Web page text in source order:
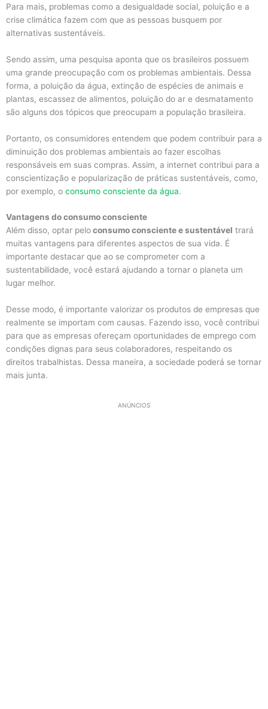
Para mais, problemas como a desigualdade social, poluição e a
crise climática fazem com que as pessoas busquem por
alternativas sustentáveis.
Sendo assim, uma pesquisa aponta que os brasileiros possuem
uma grande preocupação com os problemas ambientais. Dessa
forma, a poluição da água, extinção de espécies de animais e
plantas, escassez de alimentos, poluição do ar e desmatamento
são alguns dos tópicos que preocupam a população brasileira.
Portanto, os consumidores entendem que podem contribuir para a
diminuição dos problemas ambientais ao fazer escolhas
responsáveis em suas compras. Assim, a internet contribui para a
conscientização e popularização de práticas sustentáveis, como,
por exemplo, o consumo consciente da água.
Vantagens do consumo consciente
Além disso, optar peloconsumo consciente e sustentável trará
muitas vantagens para diferentes aspectos de sua vida. É
importante destacar que ao se comprometer com a
sustentabilidade, você estará ajudando a tornar o planeta um
lugar melhor.
Desse modo, é importante valorizar os produtos de empresas que
realmente se importam com causas. Fazendo isso, você contribui
para que as empresas ofereçam oportunidades de emprego com
condições dignas para seus colaboradores, respeitando os
direitos trabalhistas. Dessa maneira, a sociedade poderá se tornar
mais junta.
ANÚNCIOS